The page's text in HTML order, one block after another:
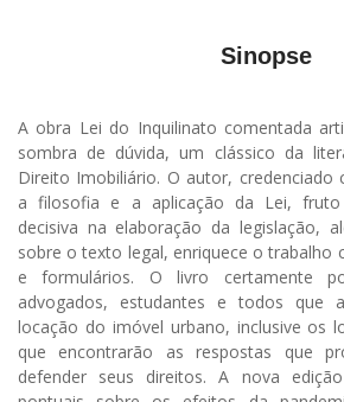
Sinopse
A obra Lei do Inquilinato comentada
sombra de dúvida, um clássico da
Direito Imobiliário. O autor,
a filosofia e a aplicação da Lei, fruto
decisiva na elaboração da legislação,
sobre o texto legal, enriquece o trabalho
e formulários. O livro certamente
advogados, estudantes e todos que
locação do imóvel urbano, inclusive os
que encontrarão as respostas que
defender seus direitos. A nova